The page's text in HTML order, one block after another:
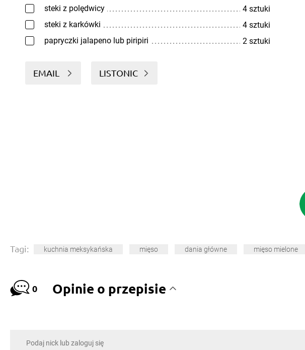
steki z polędwicy
4 sztuki
steki z karkówki
4 sztuki
papryczki jalapeno lub piripiri
2 sztuki
EMAIL LISTONIC
Tagi: kuchnia meksykańska mięso dania główne mięso mielone
0 Opinie o przepisie